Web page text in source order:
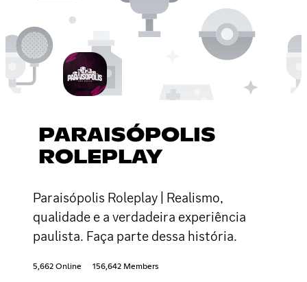
PARAISÓPOLIS
ROLEPLAY
Paraisópolis Roleplay | Realismo,
qualidade e a verdadeira experiência
paulista. Faça parte dessa história.
5,662 Online 156,642 Members